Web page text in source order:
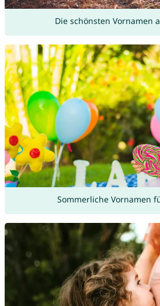
Die schönsten Vornamen
Sommerliche Vornamen